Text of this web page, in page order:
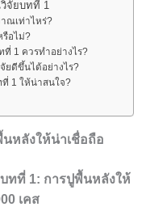
จัยบทที่ 1
ณเท่าไหร่?
รือไม่?
ที่ 1 ควรทำอย่างไร?
ยดีขึ้นได้อย่างไร?
ที่ 1 ให้น่าสนใจ?
นหลังให้น่าเชื่อถือ
ทที่ 1: การปูพื้นหลังให้
เคส